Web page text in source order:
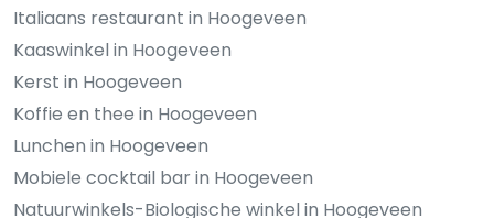
Italiaans restaurant in Hoogeveen
Kaaswinkel in Hoogeveen
Kerst in Hoogeveen
Koffie en thee in Hoogeveen
Lunchen in Hoogeveen
Mobiele cocktail bar in Hoogeveen
Natuurwinkels-Biologische winkel in Hoogeveen